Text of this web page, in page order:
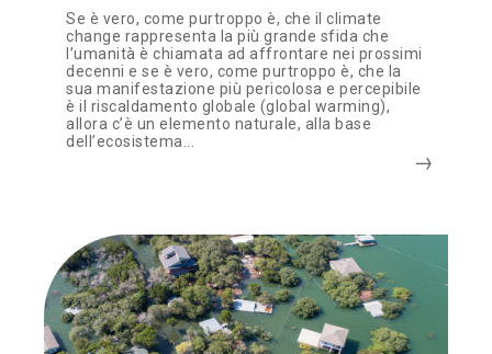
Se è vero, come purtroppo è, che il climate
change rappresenta la più grande sfida che
l’umanità è chiamata ad affrontare nei prossimi
decenni e se è vero, come purtroppo è, che la
sua manifestazione più pericolosa e percepibile
è il riscaldamento globale (global warming),
allora c’è un elemento naturale, alla base
dell’ecosistema...